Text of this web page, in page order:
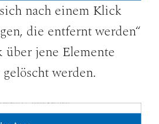
nach einem Klick
die entfernt werden“
jene Elemente
werden.